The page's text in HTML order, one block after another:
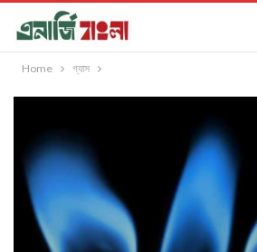
Home গ্যাস